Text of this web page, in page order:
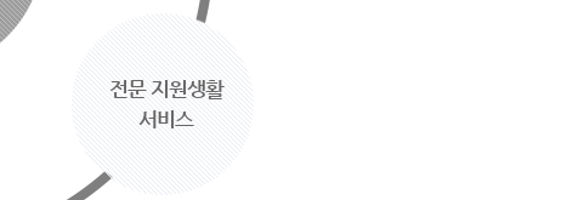
전문 지원생활
서비스